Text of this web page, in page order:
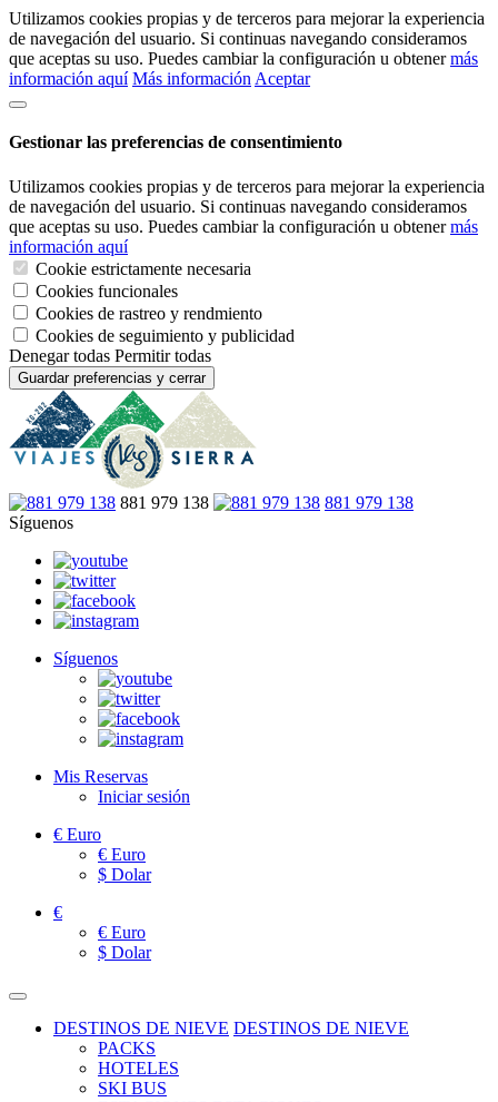
Utilizamos cookies propias y de terceros para mejorar la experiencia
de navegación del usuario. Si continuas navegando consideramos
que aceptas su uso. Puedes cambiar la configuración u obtenermás
información aquí Más información Aceptar
Gestionar las preferencias de consentimiento
Utilizamos cookies propias y de terceros para mejorar la experiencia
de navegación del usuario. Si continuas navegando consideramos
que aceptas su uso. Puedes cambiar la configuración u obtenermás
información aquí
Cookie estrictamente necesaria
Cookies funcionales
Cookies de rastreo y rendmiento
Cookies de seguimiento y publicidad
Denegar todas Permitir todas
Guardar preferencias y cerrar
881 979 138
881 979 138
Síguenos
Síguenos
Mis Reservas
Iniciar sesión
€ Euro
€ Euro
$ Dolar
€
€ Euro
$ Dolar
DESTINOS DE NIEVE DESTINOS DE NIEVE
PACKS
HOTELES
SKI BUS